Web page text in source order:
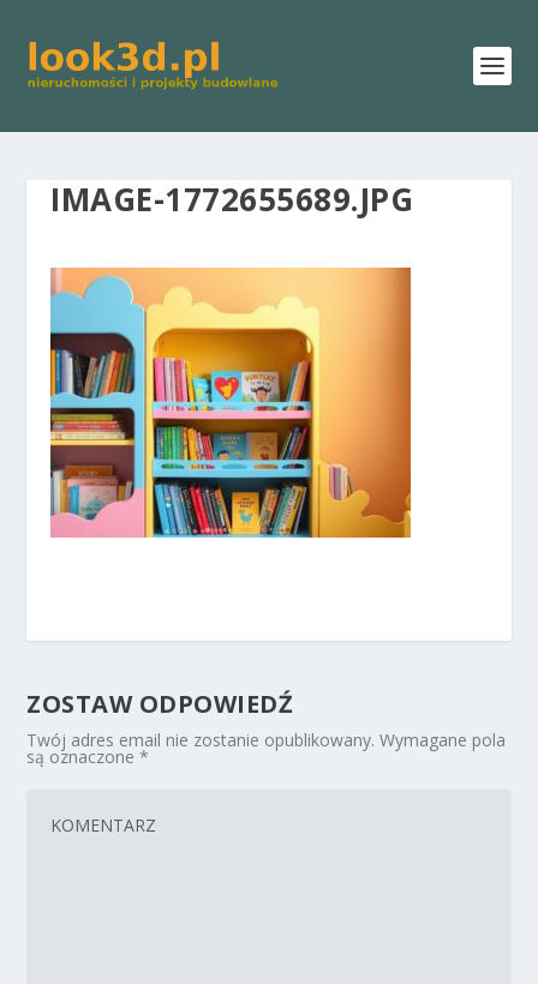
IMAGE-1772655689.JPG
ZOSTAW ODPOWIEDŹ
Twój adres email nie zostanie opublikowany. Wymagane pola
są oznaczone*